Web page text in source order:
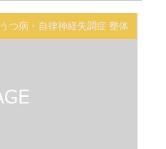
うつ病・自律神経失調症 整体